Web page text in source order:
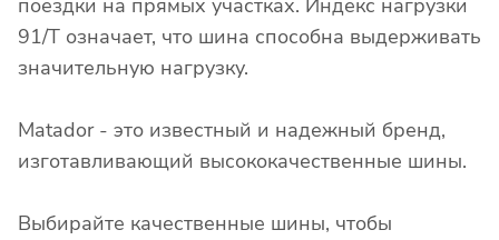
поездки на прямых участках. Индекс нагрузки
91/T означает, что шина способна выдерживать
значительную нагрузку.
Matador - это известный и надежный бренд,
изготавливающий высококачественные шины.
Выбирайте качественные шины, чтобы